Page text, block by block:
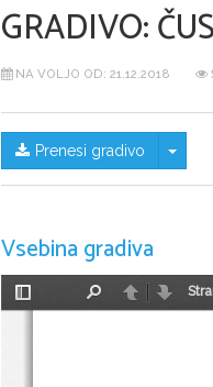
GRADIVO:
NA VOLJO OD: 21.12.2018
Prenesi gradivo Skrij/
Vsebina gradiva
Preklopi
NazajNaprej